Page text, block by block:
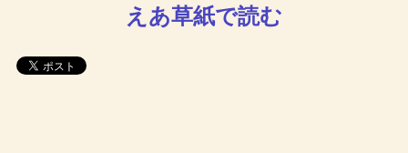
えあ草紙で読む